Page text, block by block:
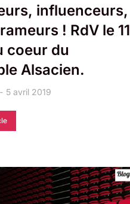
influenceurs,
! RdV le 11
coeur du
Alsacien.
5 avril 2019